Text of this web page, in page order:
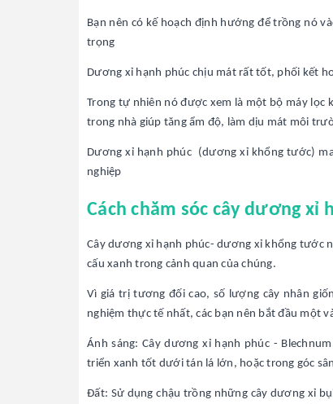
Bạn nên có kế hoạch định hướng để trồng nó
trọng
Dương xỉ hạnh phúc chịu mát rất tốt, phối kết
Trong tự nhiên nó được xem là một bộ máy lọc
trong nhà giúp tăng ẩm độ, làm dịu mát môi
Dương xỉ hạnh phúc (dương xỉ khổng tước)
nghiệp
Cách chăm sóc cây dương xỉ
Cây dương xỉ hạnh phúc- dương xỉ khổng tước
cấu xanh trong cảnh quan của chúng.
Vì giá trị tương đối cao, số lượng cây nhân
nghiệm thực tế nhất, các bạn nên bắt đầu một
Ánh sáng: Cây dương xỉ hạnh phúc -
triển xanh tốt dưới tán lá lớn, hoặc trong góc
Đất: Sử dụng chậu trồng những cây dương xỉ